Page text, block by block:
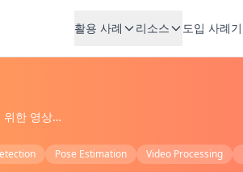
활용 사례 리소스 도입 사례
얼굴 및 감정 인식을 위한 영상/음성 데이터 전처리와 분석
Pose Estimation Video Processing